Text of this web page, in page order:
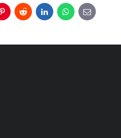
PinterestReddit LinkedInWhatsApp
E-
mail